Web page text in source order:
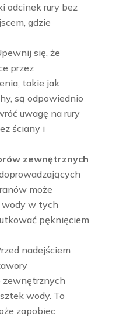
odcinek rury bez
gdzie
się, że
przez
takie jak
są odpowiednio
uwagę na rury
ściany i
zewnętrznych
może
wody w tych
pęknięciem
nadejściem
zewnętrznych
wody. To
zapobiec